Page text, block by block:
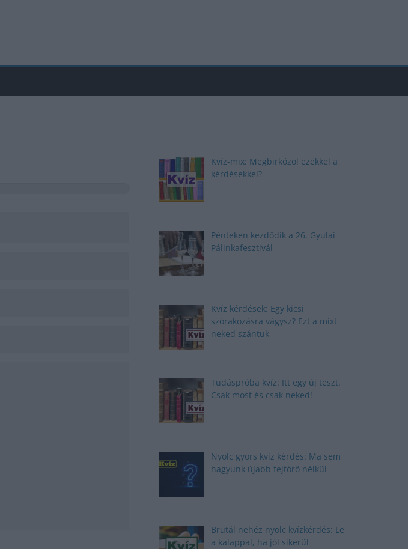
Kvíz-mix: Megbirkózol ezekkel a
kérdésekkel?
Pénteken kezdődik a 26. Gyulai
Pálinkafesztivál
Kvíz kérdések: Egy kicsi
szórakozásra vágysz? Ezt a mixt
neked szántuk
Tudáspróba kvíz: Itt egy új teszt.
Csak most és csak neked!
Nyolc gyors kvíz kérdés: Ma sem
hagyunk újabb fejtörő nélkül
Brutál nehéz nyolc kvízkérdés: Le
a kalappal, ha jól sikerül